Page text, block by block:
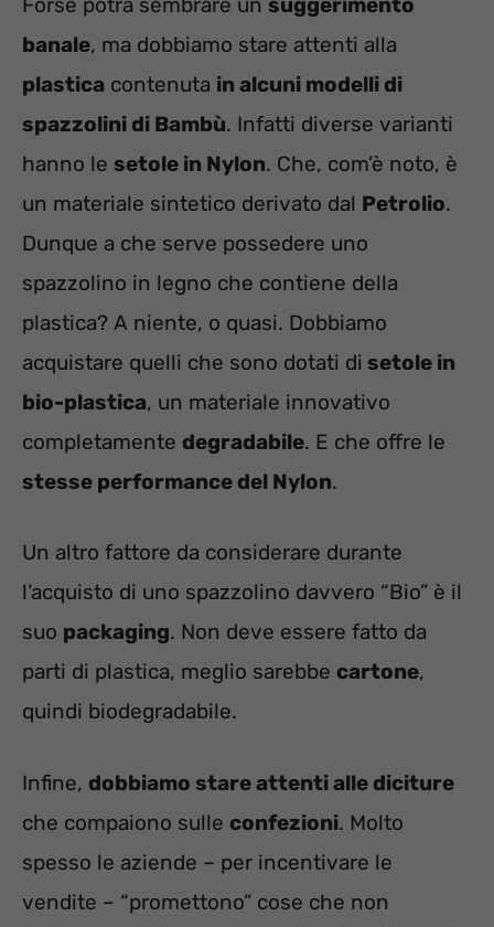
banale, ma dobbiamo stare attenti alla
plastica contenuta in alcuni modelli di
spazzolini di Bambù. Infatti diverse varianti
hanno le setole in Nylon. Che, com’è noto, è
un materiale sintetico derivato dal Petrolio.
Dunque a che serve possedere uno
spazzolino in legno che contiene della
plastica? A niente, o quasi. Dobbiamo
acquistare quelli che sono dotati di setole in
bio-plastica, un materiale innovativo
completamente degradabile. E che offre le
stesse performance del Nylon.
Un altro fattore da considerare durante
l’acquisto di uno spazzolino davvero “Bio” è il
suo packaging. Non deve essere fatto da
parti di plastica, meglio sarebbe cartone,
quindi biodegradabile.
Infine, dobbiamo stare attenti alle diciture
che compaiono sulle confezioni. Molto
spesso le aziende – per incentivare le
vendite – “promettono” cose che non